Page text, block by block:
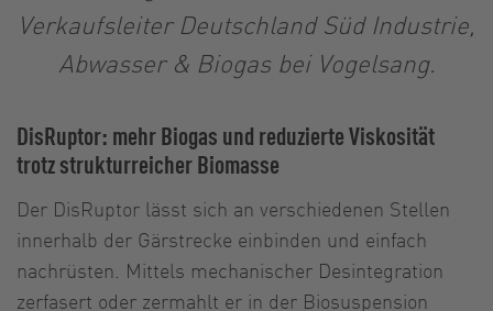
Verkaufsleiter Deutschland Süd Industrie,
Abwasser & Biogas bei Vogelsang.
DisRuptor: mehr Biogas und reduzierte Viskosität
trotz strukturreicher Biomasse
Der DisRuptor lässt sich an verschiedenen Stellen
innerhalb der Gärstrecke einbinden und einfach
nachrüsten. Mittels mechanischer Desintegration
zerfasert oder zermahlt er in der Biosuspension